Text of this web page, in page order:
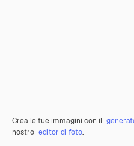
Crea le tue immagini con il
nostro editor di foto.